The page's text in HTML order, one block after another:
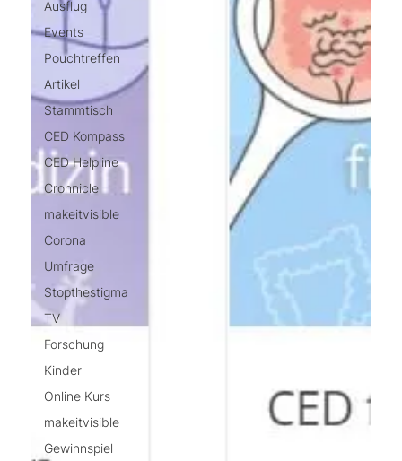
Ausflug
Events
Pouchtreffen
Artikel
Stammtisch
CED Kompass
CED Helpline
Crohnicle
makeitvisible
Corona
Umfrage
Stopthestigma
TV
Forschung
Kinder
Online Kurs
makeitvisible
Gewinnspiel